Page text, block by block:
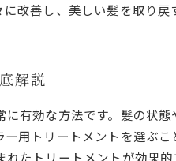
改善し、美しい髪を取り戻
解説
有効な方法です。髪の状
用トリートメントを選ぶ
たトリートメントが効果